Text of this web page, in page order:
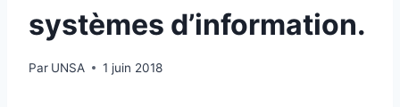
systèmes d’information.
Par UNSA 1 juin 2018